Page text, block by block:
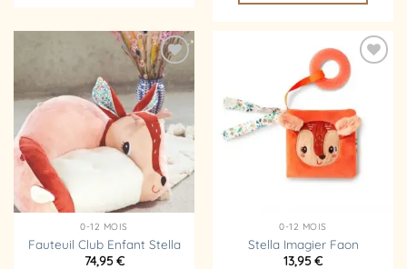
Ajouter
à la
liste
d’envies
0-12 MOIS
Fauteuil Club Enfant Stella
74,95€
Ajouter
d’envies
0-12 MOIS
Stella Imagier Faon
13,95€